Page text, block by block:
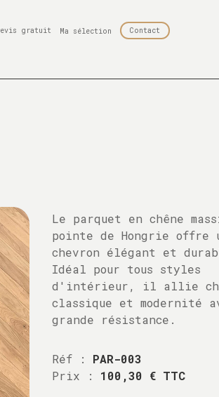
gratuit Ma sélection Contact
Le parquet en chêne
pointe de Hongrie offre
chevron élégant et
Idéal pour tous styles
d'intérieur, il allie
classique et modernité
grande résistance.
Réf : PAR-003
Prix : 100,30 € TTC